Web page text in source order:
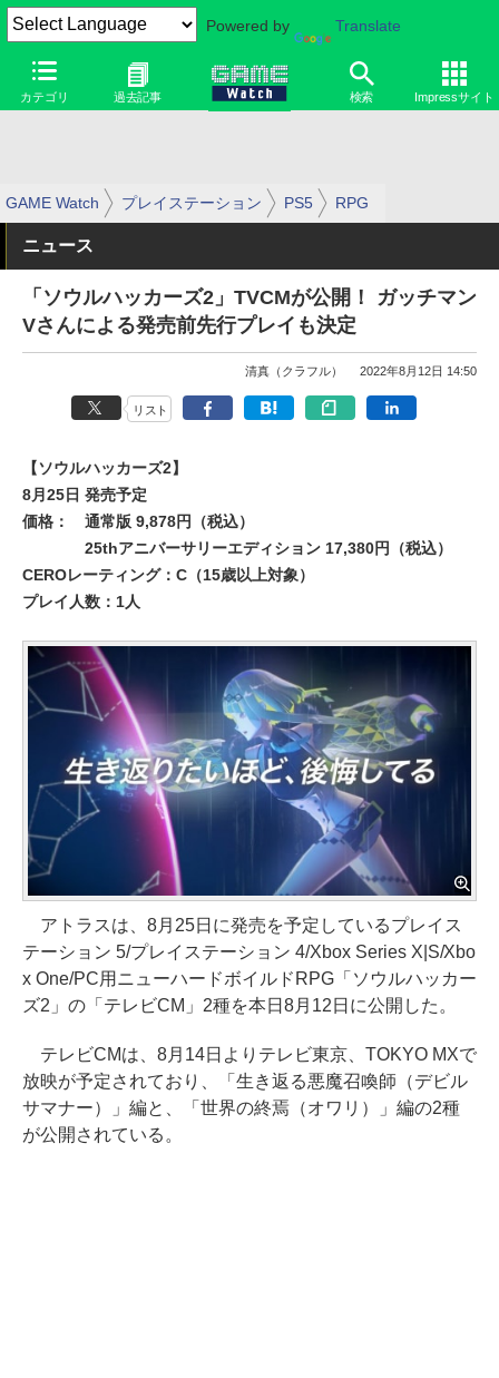
Powered by Translate
カテゴリ 過去記事 検索 Impressサイト
GAME Watch プレイステーション PS5 RPG
ニュース
「ソウルハッカーズ2」TVCMが公開！ ガッチマン
Vさんによる発売前先行プレイも決定
清真（クラフル） 2022年8月12日 14:50
リスト
【ソウルハッカーズ2】
8月25日 発売予定
価格：
通常版 9,878円（税込）
25thアニバーサリーエディション 17,380円（税込）
CEROレーティング：C（15歳以上対象）
プレイ人数：1人
アトラスは、8月25日に発売を予定しているプレイス
テーション 5/プレイステーション 4/Xbox Series X|S/Xbo
x One/PC用ニューハードボイルドRPG「ソウルハッカー
ズ2」の「テレビCM」2種を本日8月12日に公開した。
テレビCMは、8月14日よりテレビ東京、TOKYO MXで
放映が予定されており、「生き返る悪魔召喚師（デビル
サマナー）」編と、「世界の終焉（オワリ）」編の2種
が公開されている。